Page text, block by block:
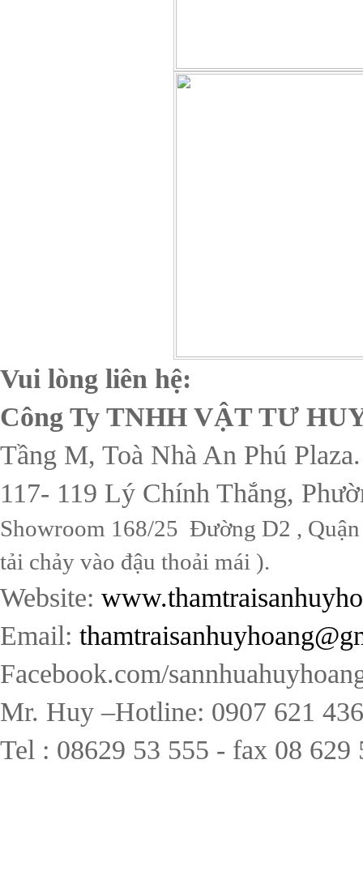
Vui lòng liên hệ:
Công Ty TNHH VẬT TƯ
Tầng M, Toà Nhà An Phú Plaza.
117- 119 Lý Chính Thắng,
Showroom 168/25 Đường D2 ,
tải chảy vào đậu thoải mái ).
Website:
Email:
Facebook.com/
Mr. Huy –Hotline: 0907 621 436
Tel : 08629 53 555 - fax 08 629